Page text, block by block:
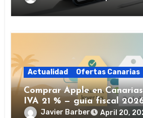
Actualidad Ofertas Canarias
Comprar Apple en
IVA 21 % — guía fiscal
Javier Barber April 20,